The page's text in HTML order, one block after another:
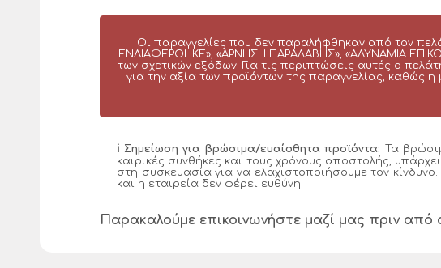
Οι παραγγελίες που δεν παραλήφθηκαν από τον
ΕΝΔΙΑΦΕΡΘΗΚΕ», «ΑΡΝΗΣΗ ΠΑΡΑΛΑΒΗΣ», «ΑΔΥΝΑΜΙΑ
των σχετικών εξόδων. Για τις περιπτώσεις αυτές ο
για την αξία των προϊόντων της παραγγελίας, καθώς
ℹ️ Σημείωση για βρώσιμα/ευαίσθητα προϊόντα: Τα
καιρικές συνθήκες και τους χρόνους αποστολής,
στη συσκευασία για να ελαχιστοποιήσουμε τον
και η εταιρεία δεν φέρει ευθύνη.
Παρακαλούμε επικοινωνήστε μαζί μας πριν